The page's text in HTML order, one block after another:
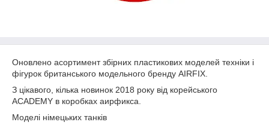
Оновлено асортимент збірних пластикових моделей техніки і
фігурок британського модельного бренду AIRFIX.
З цікавого, кілька новинок 2018 року від корейського
ACADEMY в коробках аирфикса.
Моделі німецьких танків